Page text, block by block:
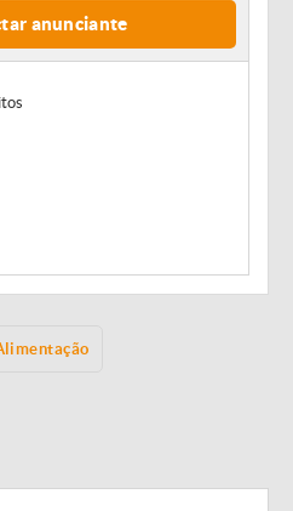
anunciante